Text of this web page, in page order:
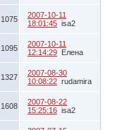
1075
2007-10-11
18:01:45 isa2
1095
2007-10-11
12:14:29 Елена
1327
2007-08-30
10:08:22 rudamira
1608
2007-08-22
15:25:16 isa2